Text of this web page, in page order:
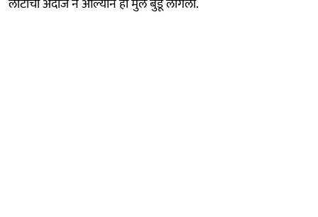
लाटांचा अंदाज न आल्याने ही मुले बुडू लागली.